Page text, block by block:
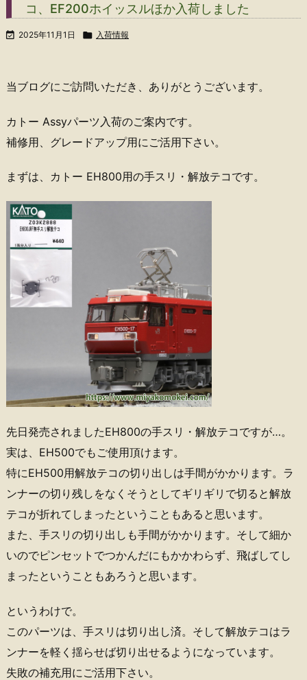
コ、EF200ホイッスルほか入荷しました
 2025年11月1日  入荷情報
当ブログにご訪問いただき、ありがとうございます。
カトー Assyパーツ入荷のご案内です。
補修用、グレードアップ用にご活用下さい。
まずは、カトー EH800用の手スリ・解放テコです。
先日発売されましたEH800の手スリ・解放テコですが…。
実は、EH500でもご使用頂けます。
特にEH500用解放テコの切り出しは手間がかかります。ラ
ンナーの切り残しをなくそうとしてギリギリで切ると解放
テコが折れてしまったということもあると思います。
また、手スリの切り出しも手間がかかります。そして細か
いのでピンセットでつかんだにもかかわらず、飛ばしてし
まったということもあろうと思います。
というわけで。
このパーツは、手スリは切り出し済。そして解放テコはラ
ンナーを軽く揺らせば切り出せるようになっています。
失敗の補充用にご活用下さい。